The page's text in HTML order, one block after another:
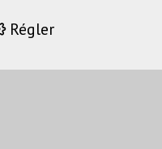
Régler